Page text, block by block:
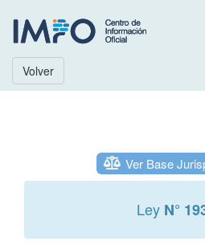
Volver
Ver Base
Ley N°